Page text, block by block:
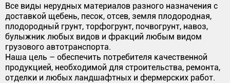
Все виды нерудных материалов разного назначения с
доставкой щебень, песок, отсев, земля плодородная,
плодородный грунт, торфогрунт, почвогрунт, навоз,
булыжник любых видов и фракций любым видом
грузового автотранспорта.
Наша цель – обеспечить потребителя качественной
продукцией, необходимой для строительства, ремонта,
отделки и любых ландшафтных и фермерских работ.